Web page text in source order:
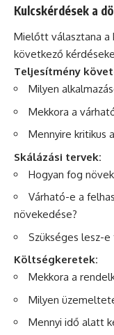
Kulcskérdések a
Mielőtt választana
következő
Teljesítmény
Milyen
Mekkora a
Mennyire kritikus
Skálázási tervek:
Hogyan fog
Várható-e a
növekedése?
Szükséges lesz-
Költségkeretek:
Mekkora a
Milyen
Mennyi idő alatt